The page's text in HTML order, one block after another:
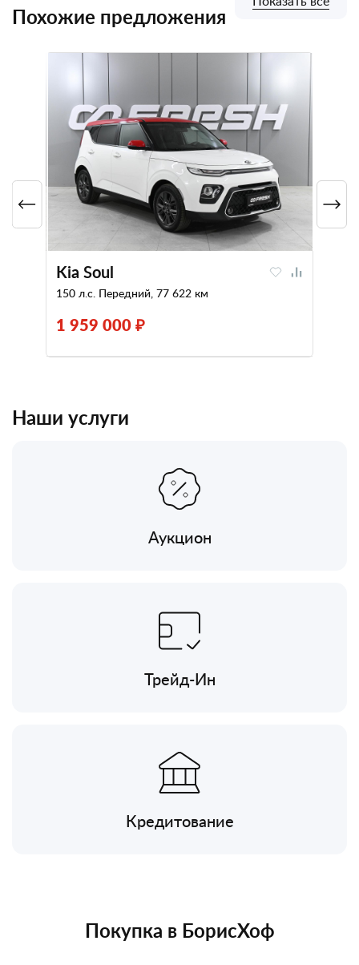
Похожие предложения
Kia Soul
150 л.с. Передний, 77 622 км
1 959 000 ₽
Наши услуги
Аукцион
Трейд-Ин
Кредитование
Покупка в БорисХоф